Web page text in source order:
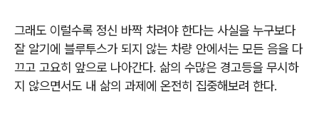
그래도 이럴수록 정신 바짝 차려야 한다는 사실을 누구보다
잘 알기에 블루투스가 되지 않는 차량 안에서는 모든 음을 다
끄고 고요히 앞으로 나아간다. 삶의 수많은 경고등을 무시하
지 않으면서도 내 삶의 과제에 온전히 집중해보려 한다.